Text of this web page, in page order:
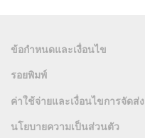
ข้อกำหนดและเงื่อนไข
รอยพิมพ์
ค่าใช้จ่ายและเงื่อนไขการจัดส่ง
นโยบายความเป็นส่วนตัว